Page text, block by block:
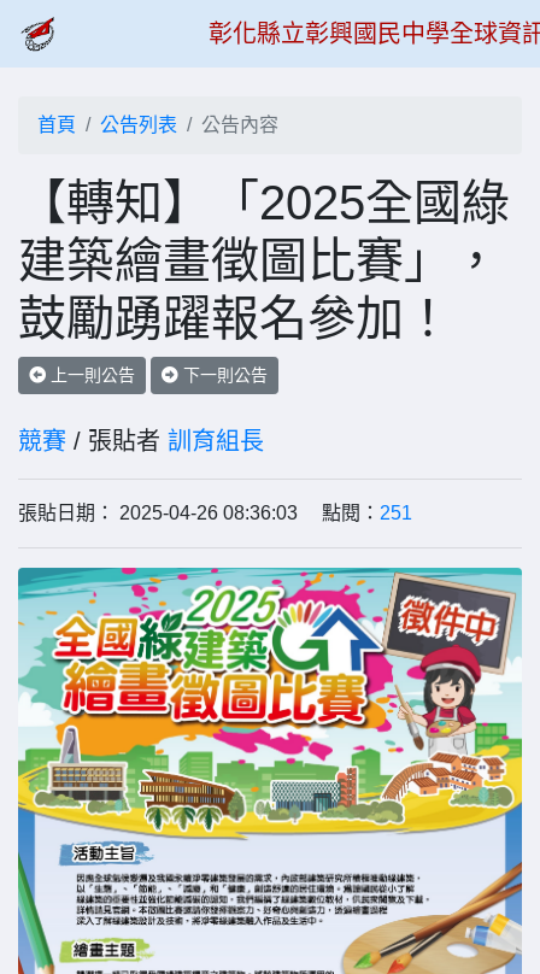
彰化縣立彰興國民中學全球資
首頁 公告列表 公告內容
【轉知】「2025全國綠
建築繪畫徵圖比賽」，
鼓勵踴躍報名參加！
上一則公告 下一則公告
競賽 / 張貼者 訓育組長
張貼日期： 2025-04-26 08:36:03 點閱： 251